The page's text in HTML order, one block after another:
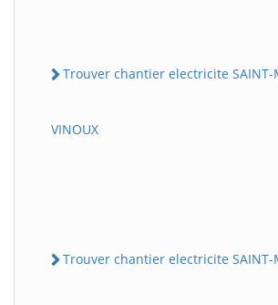
Trouver chantier electricite SAINT-
VINOUX
Trouver chantier electricite SAINT-